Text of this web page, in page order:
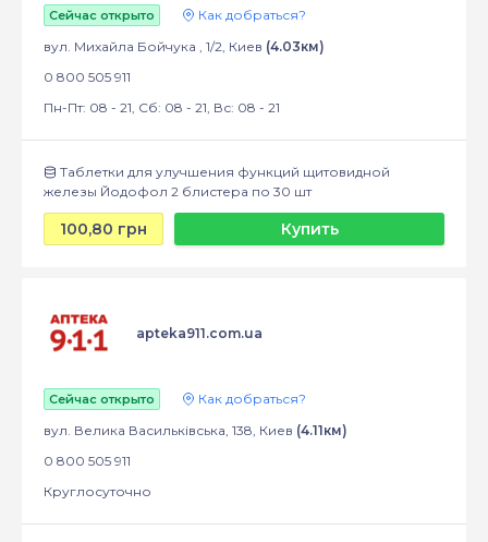
Сейчас открыто
Как добраться?
вул. Михайла Бойчука , 1/2, Киев (4.03км)
0 800 505 911
Пн-Пт: 08 - 21, Сб: 08 - 21, Вс: 08 - 21
Таблетки для улучшения функций щитовидной
железы Йодофол 2 блистера по 30 шт
100,80 грн Купить
apteka911.com.ua
Сейчас открыто
Как добраться?
вул. Велика Васильківська, 138, Киев (4.11км)
0 800 505 911
Круглосуточно